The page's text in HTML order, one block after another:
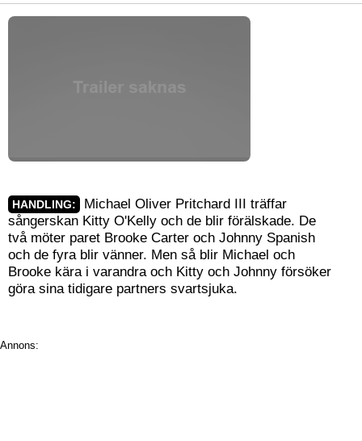
HANDLING:
Michael Oliver Pritchard III träffar
sångerskan Kitty O'Kelly och de blir förälskade. De
två möter paret Brooke Carter och Johnny Spanish
och de fyra blir vänner. Men så blir Michael och
Brooke kära i varandra och Kitty och Johnny försöker
göra sina tidigare partners svartsjuka.
Annons: